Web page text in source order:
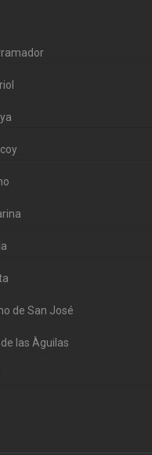
de San José
las Àguilas